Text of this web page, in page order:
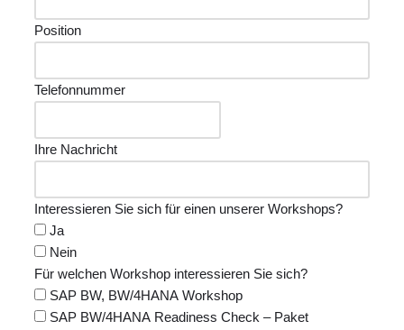
Position
Telefonnummer
Ihre Nachricht
Interessieren Sie sich für einen unserer Workshops?
Ja
Nein
Für welchen Workshop interessieren Sie sich?
SAP BW, BW/4HANA Workshop
SAP BW/4HANA Readiness Check – Paket